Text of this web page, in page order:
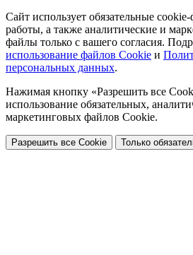
Сайт использует обязательные
работы, а также аналитические и
файлы только с вашего согласия.
использование файлов Cookie и
персональных данных.
Нажимая кнопку «Разрешить все
использование обязательных,
маркетинговых файлов Cookie.
Разрешить все Cookie Только